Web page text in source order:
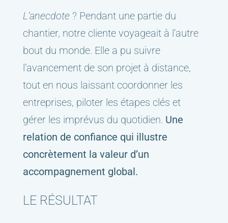
L’anecdote? Pendant une partie du
chantier, notre cliente voyageait à l’autre
bout du monde. Elle a pu suivre
l’avancement de son projet à distance,
tout en nous laissant coordonner les
entreprises, piloter les étapes clés et
gérer les imprévus du quotidien. Une
relation de confiance qui illustre
concrètement la valeur d’un
accompagnement global.
LE RÉSULTAT